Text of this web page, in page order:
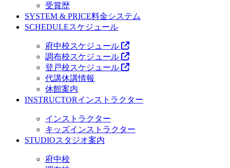
受賞歴
SYSTEM & PRICE料金システム
SCHEDULEスケジュール
府中校スケジュール
調布校スケジュール
登戸校スケジュール
代講休講情報
休館案内
INSTRUCTORインストラクター
インストラクター
キッズインストラクター
STUDIOスタジオ案内
府中校